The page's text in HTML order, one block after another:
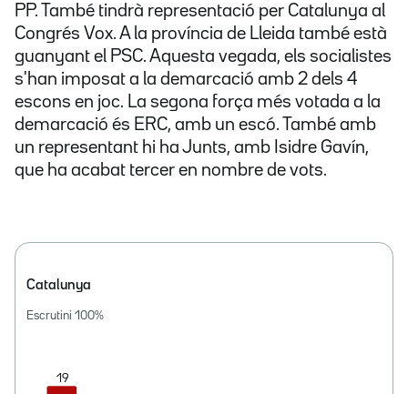
PP. També tindrà representació per Catalunya al
Congrés Vox. A la província de Lleida també està
guanyant el PSC. Aquesta vegada, els socialistes
s'han imposat a la demarcació amb 2 dels 4
escons en joc. La segona força més votada a la
demarcació és ERC, amb un escó. També amb
un representant hi ha Junts, amb Isidre Gavín,
que ha acabat tercer en nombre de vots.
Catalunya
Escrutini 100%